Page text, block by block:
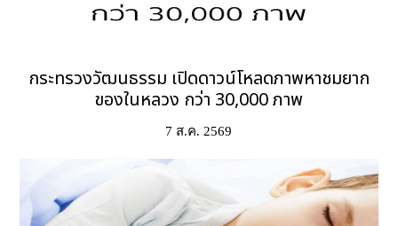
กระทรวงวัฒนธรรม เปิดดาวน์โหลดภาพหาชมยาก
ของในหลวง กว่า 30,000 ภาพ
7 ส.ค. 2569